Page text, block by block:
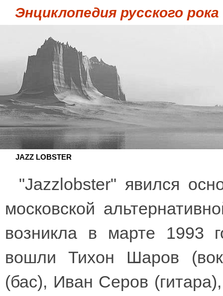
Энциклопедия русского рока
JAZZ LOBSTER
"Jazzlobster" явился
московской
возникла в марте 1993
вошли Тихон Шаров
(бас), Иван Серов